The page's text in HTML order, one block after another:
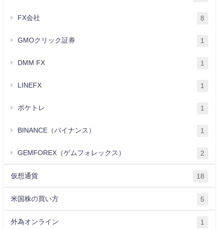
FX会社 8
GMOクリック証券 1
DMM FX 1
LINEFX 1
ポケトレ 1
BINANCE（バイナンス） 1
GEMFOREX（ゲムフォレックス） 2
仮想通貨 18
米国株の買い方 5
外為オンライン 1